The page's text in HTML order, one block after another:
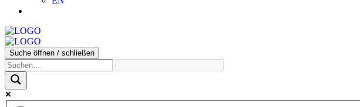
Suche öffnen / schließen